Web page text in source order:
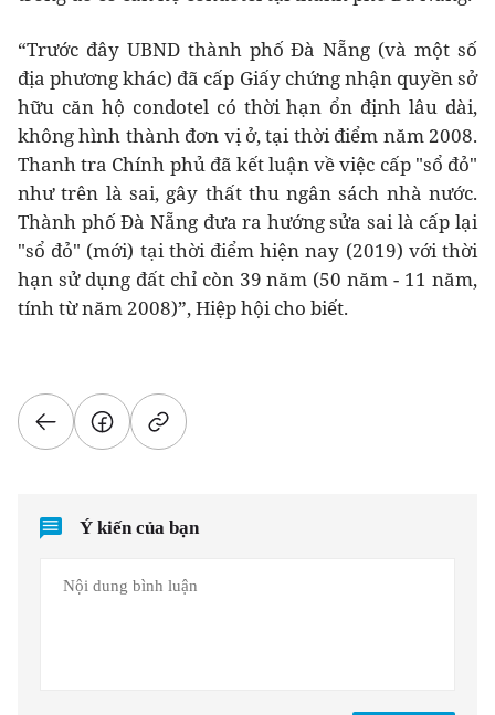
“Trước đây UBND thành phố Đà Nẵng (và một số
địa phương khác) đã cấp Giấy chứng nhận quyền sở
hữu căn hộ condotel có thời hạn ổn định lâu dài,
không hình thành đơn vị ở, tại thời điểm năm 2008.
Thanh tra Chính phủ đã kết luận về việc cấp "sổ đỏ"
như trên là sai, gây thất thu ngân sách nhà nước.
Thành phố Đà Nẵng đưa ra hướng sửa sai là cấp lại
"sổ đỏ" (mới) tại thời điểm hiện nay (2019) với thời
hạn sử dụng đất chỉ còn 39 năm (50 năm - 11 năm,
tính từ năm 2008)”, Hiệp hội cho biết.
Ý kiến của bạn